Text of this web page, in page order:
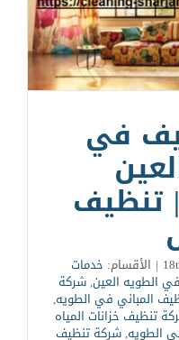
في
|0555131203| تنظيف
| الأقسام: خدمات
الطويه العين,شركة
المباني في الطويه,
تنظيف خزانات المياه
الطويه,شركة تنظيف